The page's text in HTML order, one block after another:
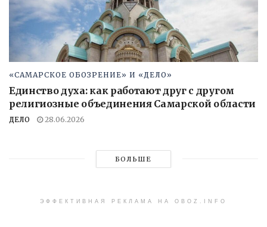
«САМАРСКОЕ ОБОЗРЕНИЕ» И «ДЕЛО»
Единство духа: как работают друг с другом
религиозные объединения Самарской области
ДЕЛО 28.06.2026
БОЛЬШЕ
ЭФФЕКТИВНАЯ РЕКЛАМА НА OBOZ.INFO